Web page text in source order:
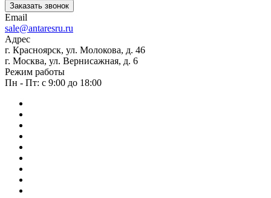
Заказать звонок
Email
sale@antaresru.ru
Адрес
г. Красноярск, ул. Молокова, д. 46
г. Москва, ул. Вернисажная, д. 6
Режим работы
Пн - Пт: с 9:00 до 18:00